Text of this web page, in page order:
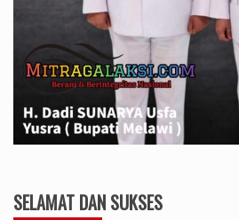
SELAMAT DAN SUKSES